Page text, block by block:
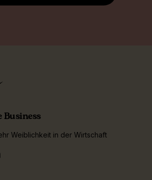
Business
Weiblichkeit in der Wirtschaft